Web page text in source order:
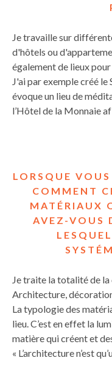
Je travaille sur
d'hôtels ou
également de lieux
J'ai par exemple créé
évoque un lieu de
l’Hôtel de la Monnaie
LORSQUE
COMMENT
MATÉRIAUX
AVEZ-VOUS
Je traite la totalité de la
Architecture,
La typologie des
lieu. C’est en effet la
matière qui créent et
« L’architecture n’est